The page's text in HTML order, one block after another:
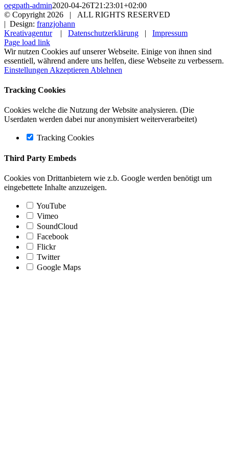
oegpath-admin2020-04-26T21:23:01+02:00
© Copyright 2026 | ALL RIGHTS RESERVED
| Design: franzjohann
Kreativagentur| Datenschutzerklärung | Impressum
Page load link
Wir nutzen Cookies auf unserer Webseite. Einige von ihnen sind
essentiell, während andere uns helfen, diese Webseite zu verbessern.
Einstellungen Akzeptieren Ablehnen
Tracking Cookies
Cookies welche die Nutzung der Website analysieren. (Die
Userdaten werden dabei nur anonymisiert weiterverarbeitet)
Tracking Cookies
Third Party Embeds
Cookies von Drittanbietern wie z.b. Google werden benötigt um
eingebettete Inhalte anzuzeigen.
YouTube
Vimeo
SoundCloud
Facebook
Flickr
Twitter
Google Maps